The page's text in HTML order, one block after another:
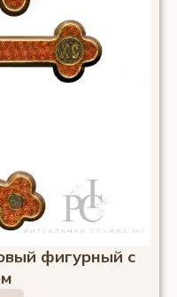
фигурный с